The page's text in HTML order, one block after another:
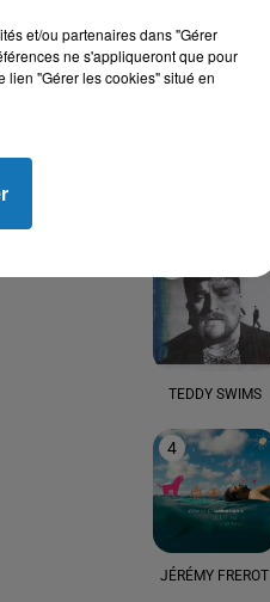
TEDDY SWIMS
4
JÉRÉMY FREROT
et/ou partenaires dans "Gérer
ne s'appliqueront que pour
lien "Gérer les cookies" situé en